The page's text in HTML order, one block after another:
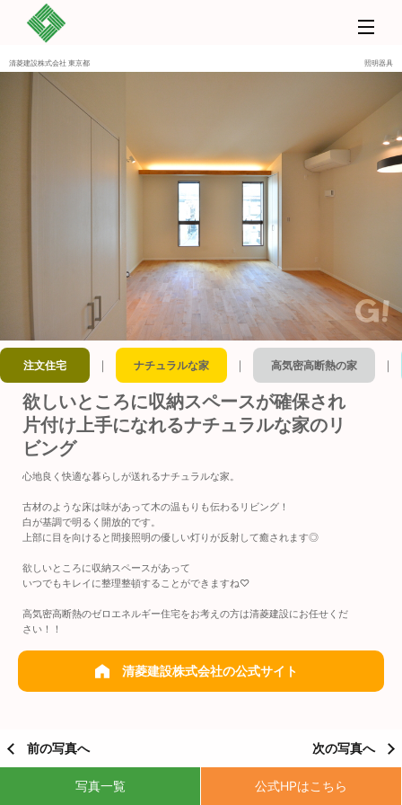
清菱建設株式会社 東京都 照明器具
注文住宅 ｜ ナチュラルな家 ｜ 高気密高断熱の家 ｜
欲しいところに収納スペースが確保され
片付け上手になれるナチュラルな家のリ
ビング
心地良く快適な暮らしが送れるナチュラルな家。
古材のような床は味があって木の温もりも伝わるリビング！
白が基調で明るく開放的です。
上部に目を向けると間接照明の優しい灯りが反射して癒されます◎
欲しいところに収納スペースがあって
いつでもキレイに整理整頓することができますね♡
高気密高断熱のゼロエネルギー住宅をお考えの方は清菱建設にお任せくだ
さい！！
清菱建設株式会社の公式サイト
前の写真へ 次の写真へ
写真一覧 公式HPはこちら